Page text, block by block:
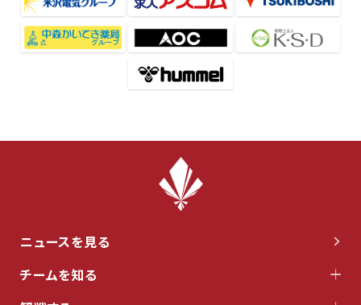
ニュースを見る
チームを知る